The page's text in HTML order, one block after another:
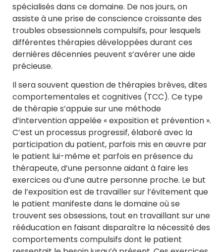
spécialisés dans ce domaine. De nos jours, on
assiste à une prise de conscience croissante des
troubles obsessionnels compulsifs, pour lesquels
différentes thérapies développées durant ces
dernières décennies peuvent s’avérer une aide
précieuse.
Il sera souvent question de thérapies brèves, dites
comportementales et cognitives (TCC). Ce type
de thérapie s’appuie sur une méthode
d’intervention appelée « exposition et prévention ».
C’est un processus progressif, élaboré avec la
participation du patient, parfois mis en œuvre par
le patient lui-même et parfois en présence du
thérapeute, d’une personne aidant à faire les
exercices ou d’une autre personne proche. Le but
de l’exposition est de travailler sur l’évitement que
le patient manifeste dans le domaine où se
trouvent ses obsessions, tout en travaillant sur une
rééducation en faisant disparaître la nécessité des
comportements compulsifs dont le patient